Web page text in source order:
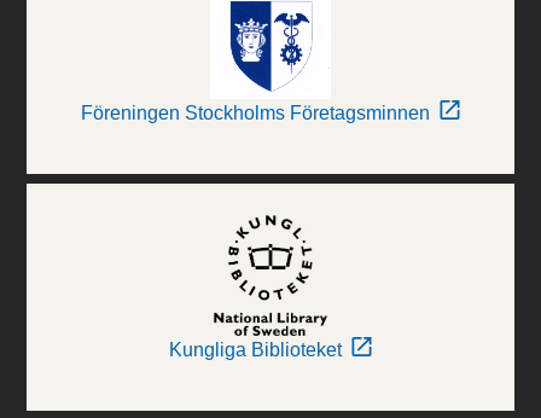
Föreningen Stockholms Företagsminnen
Kungliga Biblioteket